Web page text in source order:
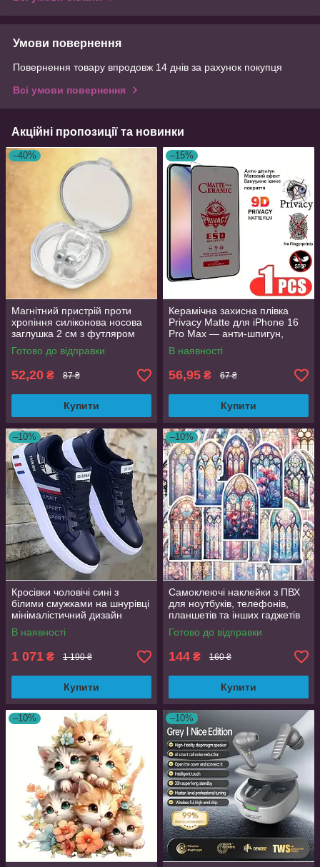
Умови повернення
Повернення товару впродовж 14 днів за рахунок покупця
Всі умови повернення
Акційні пропозиції та новинки
–40%
Магнітний пристрій проти
хропіння силіконова носова
заглушка 2 см з футляром
Готово до відправки
52,20 ₴ 87 ₴
Купити
–15%
Керамічна захисна плівка
Privacy Matte для iPhone 16
Pro Max — анти-шпигун,
матова, Full Glue
В наявності
56,95 ₴ 67 ₴
Купити
–10%
Кросівки чоловічі сині з
білими смужками на шнурівці
мінімалістичний дизайн
розмір 44 (EU 43.5, стелька
27.5 см)
В наявності
1 071 ₴ 1 190 ₴
Купити
–10%
Самоклеючі наклейки з ПВХ
для ноутбуків, телефонів,
планшетів та інших гаджетів
50 шт. яскраві дизайни
Готово до відправки
144 ₴ 160 ₴
Купити
–10% –10%